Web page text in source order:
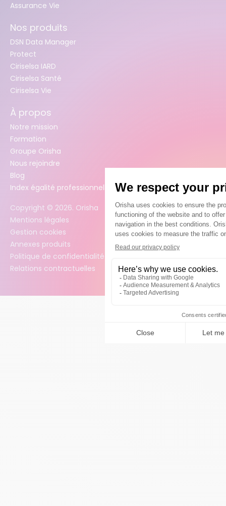
Assurance Vie
Nos produits
DSN Data Manager
Protect
Ciriselsa IARD
Ciriselsa Santé
Ciriselsa Vie
À propos
Notre mission
Formation
Groupe Orisha
Nous rejoindre
Blog
Index égalité professionnelle femmes / hommes
Copyright © 2026. Orisha
Mentions légales
Gestion cookies
Annexes produits
Politique de confidentialité des données
Relations contractuelles